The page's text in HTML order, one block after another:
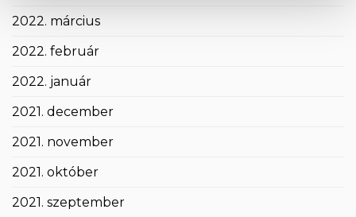
2022. március
2022. február
2022. január
2021. december
2021. november
2021. október
2021. szeptember